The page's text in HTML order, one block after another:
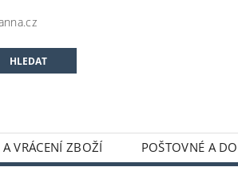
VRÁCENÍ ZBOŽÍ
POŠTOVNÉ A